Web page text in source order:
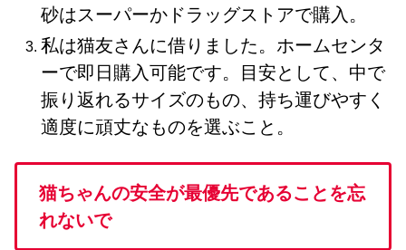
砂はスーパーかドラッグストアで購入。
私は猫友さんに借りました。ホームセンタ
ーで即日購入可能です。目安として、中で
振り返れるサイズのもの、持ち運びやすく
適度に頑丈なものを選ぶこと。
猫ちゃんの安全が最優先であることを忘
れないで